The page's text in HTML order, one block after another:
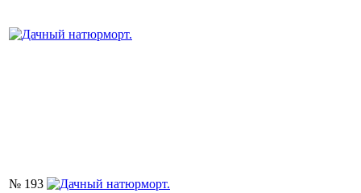
№ 193